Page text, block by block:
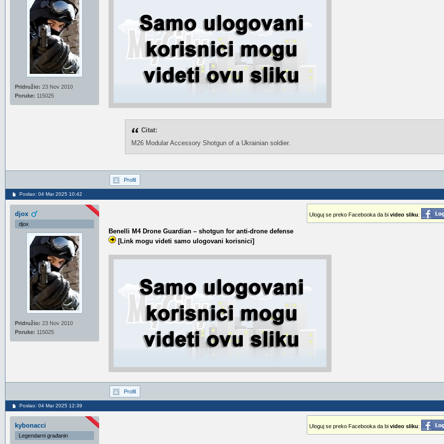
Pridružio: 23 Nov 2010
Poruke: 115025
Citat:
М26 Modular Accessory Shotgun of a Ukrainian soldier.
Profil
Poslao: 04 Mar 2025 10:42
djox
djox
Pridružio: 23 Nov 2010
Poruke: 115025
Uloguj se preko Facebooka da bi video sliku:
Benelli M4 Drone Guardian – shotgun for anti-drone defense
[Link mogu videti samo ulogovani korisnici]
Profil
Poslao: 04 Mar 2025 12:39
kybonacci
Legendarni građanin
Uloguj se preko Facebooka da bi video sliku: